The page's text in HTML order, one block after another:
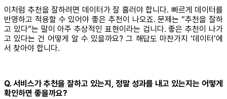
이처럼 추천을 잘하려면 데이터가 잘 흘러야 합니다. 빠르게 데이터를
반영하고 적용할 수 있어야 좋은 추천이 나오죠. 문제는 “추천을 잘하
고 있다”는 말이 아주 추상적인 표현이라는 겁니다. 좋은 추천이 나가
고 있다는 건 어떻게 알 수 있을까요? 그 해답도 마찬가지 ‘데이터’에
서 찾아야 합니다.
Q. 서비스가 추천을 잘하고 있는지, 정말 성과를 내고 있는지는 어떻게
확인하면 좋을까요?